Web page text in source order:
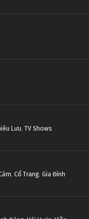
Lưu, TV Shows
, Cổ Trang, Gia Đình